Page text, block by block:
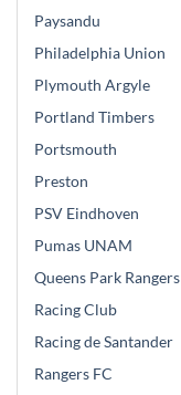
Paysandu
Philadelphia Union
Plymouth Argyle
Portland Timbers
Portsmouth
Preston
PSV Eindhoven
Pumas UNAM
Queens Park Rangers
Racing Club
Racing de Santander
Rangers FC